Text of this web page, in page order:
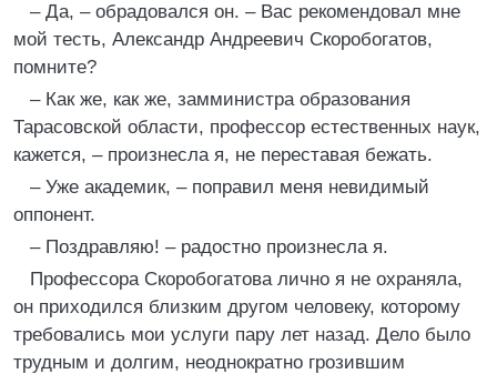
– Да, – обрадовался он. – Вас рекомендовал мне
мой тесть, Александр Андреевич Скоробогатов,
помните?
– Как же, как же, замминистра образования
Тарасовской области, профессор естественных наук,
кажется, – произнесла я, не переставая бежать.
– Уже академик, – поправил меня невидимый
оппонент.
– Поздравляю! – радостно произнесла я.
Профессора Скоробогатова лично я не охраняла,
он приходился близким другом человеку, которому
требовались мои услуги пару лет назад. Дело было
трудным и долгим, неоднократно грозившим